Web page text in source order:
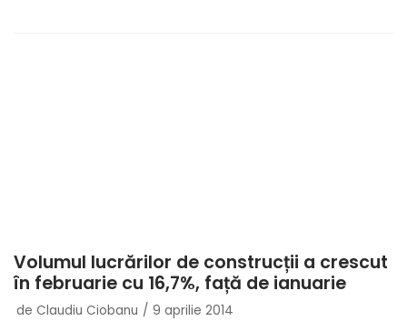
Volumul lucrărilor de construcții a crescut
în februarie cu 16,7%, față de ianuarie
de Claudiu Ciobanu 9 aprilie 2014